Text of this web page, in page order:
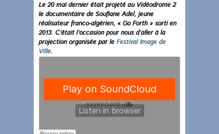
Le 20 mai dernier était projeté au Vidéodrome 2
le documentaire de Soufiane Adel, jeune
réalisateur franco-algérien, « Go Forth » sorti en
2013. C’était l’occasion pour nous d’aller à la
projection organisée par le Festival Image de
Ville.